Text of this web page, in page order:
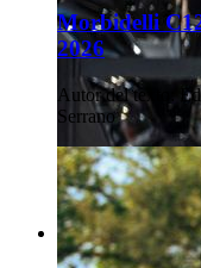
Morbidelli
2026
Autor del texto
Serrano